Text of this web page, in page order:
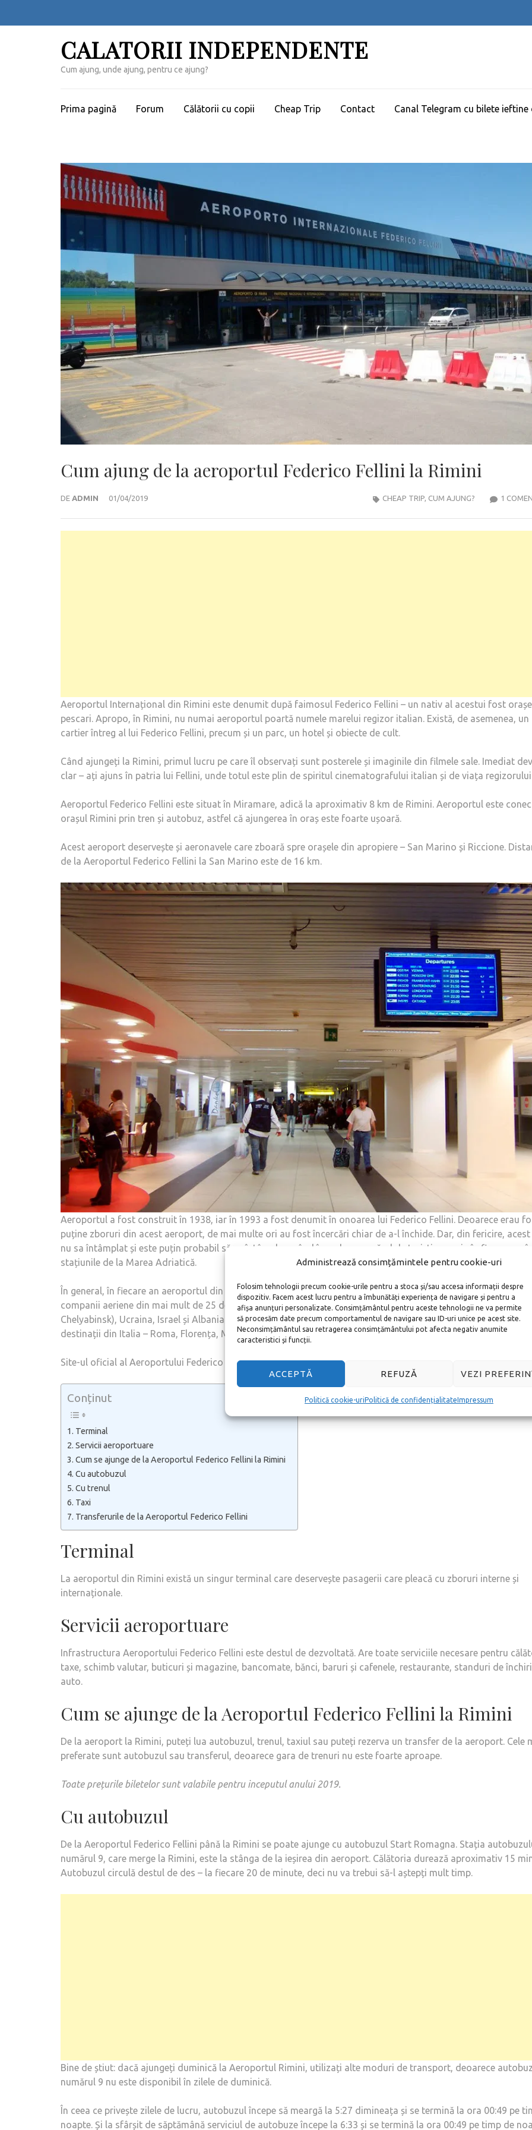
Administrează consimțămintele pentru cookie-uri
Folosim tehnologii precum cookie-urile pentru a stoca și/sau accesa informații despre
dispozitiv. Facem acest lucru pentru a îmbunătăți experiența de navigare și pentru a
afișa anunțuri personalizate. Consimțământul pentru aceste tehnologii ne va permite
să procesăm date precum comportamentul de navigare sau ID-uri unice pe acest site.
Neconsimțământul sau retragerea consimțământului pot afecta negativ anumite
caracteristici și funcții.
ACCEPTĂ REFUZĂ VEZI
Politică cookie-uriPolitică de confidențialitateImpressum
CALATORII INDEPENDENTE
Cum ajung, unde ajung, pentru ce ajung?
Prima pagină Forum Călătorii cu copii Cheap Trip Contact Canal Telegram cu bilete ieftine
Cum ajung de la aeroportul Federico Fellini la Rimini
DE ADMIN 01/04/2019 1
CHEAP TRIP, CUM AJUNG?
Aeroportul Internațional din Rimini este denumit după faimosul Federico Fellini – un nativ al acestui fost
pescari. Apropo, în Rimini, nu numai aeroportul poartă numele marelui regizor italian. Există, de asemenea, un
cartier întreg al lui Federico Fellini, precum și un parc, un hotel și obiecte de cult.
Când ajungeți la Rimini, primul lucru pe care îl observați sunt posterele și imaginile din filmele sale. Imediat
clar – ați ajuns în patria lui Fellini, unde totul este plin de spiritul cinematografului italian și de viața
Aeroportul Federico Fellini este situat în Miramare, adică la aproximativ 8 km de Rimini. Aeroportul este
orașul Rimini prin tren și autobuz, astfel că ajungerea în oraș este foarte ușoară.
Acest aeroport deservește și aeronavele care zboară spre orașele din apropiere – San Marino și Riccione.
de la Aeroportul Federico Fellini la San Marino este de 16 km.
Aeroportul a fost construit în 1938, iar în 1993 a fost denumit în onoarea lui Federico Fellini. Deoarece erau
puține zboruri din acest aeroport, de mai multe ori au fost încercări chiar de a-l închide. Dar, din fericire,
nu sa întâmplat și este puțin probabil să se întâmple, având în vedere numărul de turiști care vin în fiecare an
stațiunile de la Marea Adriatică.
În general, în fiecare an aeroportul din Rimini deservește aproximativ 1 milion de pasageri și aproximativ 13
companii aeriene din mai mult de 25 de orașe europene, precum și din Rusia (Moscova, Samara, Krasnodar,
Chelyabinsk), Ucraina, Israel și Albania. De asemenea, multe zboruri din acest aeroport duc pasagerii spre
destinații din Italia – Roma, Florența, Milano, Veneția.
Site-ul oficial al Aeroportului Federico Fellini din Rimini estewww.riminiairport.com
Conținut
Terminal
Servicii aeroportuare
Cum se ajunge de la Aeroportul Federico Fellini la Rimini
Cu autobuzul
Cu trenul
Taxi
Transferurile de la Aeroportul Federico Fellini
Terminal
La aeroportul din Rimini există un singur terminal care deservește pasagerii care pleacă cu zboruri interne și
internaționale.
Servicii aeroportuare
Infrastructura Aeroportului Federico Fellini este destul de dezvoltată. Are toate serviciile necesare pentru
taxe, schimb valutar, buticuri și magazine, bancomate, bănci, baruri și cafenele, restaurante, standuri de
auto.
Cum se ajunge de la Aeroportul Federico Fellini la Rimini
De la aeroport la Rimini, puteți lua autobuzul, trenul, taxiul sau puteți rezerva un transfer de la aeroport. Cele
preferate sunt autobuzul sau transferul, deoarece gara de trenuri nu este foarte aproape.
Toate prețurile biletelor sunt valabile pentru inceputul anului 2019.
Cu autobuzul
De la Aeroportul Federico Fellini până la Rimini se poate ajunge cu autobuzul Start Romagna. Stația
numărul 9, care merge la Rimini, este la stânga de la ieșirea din aeroport. Călătoria durează aproximativ 15
Autobuzul circulă destul de des – la fiecare 20 de minute, deci nu va trebui să-l aștepți mult timp.
Bine de știut: dacă ajungeți duminică la Aeroportul Rimini, utilizați alte moduri de transport, deoarece
numărul 9 nu este disponibil în zilele de duminică.
În ceea ce privește zilele de lucru, autobuzul începe să meargă la 5:27 dimineața și se termină la ora 00:49 pe
noapte. Și la sfârșit de săptămână serviciul de autobuze începe la 6:33 și se termină la ora 00:49 pe timp de